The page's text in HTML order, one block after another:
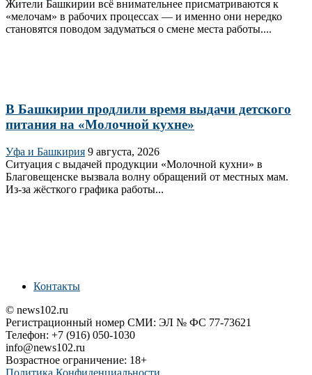
Жители Башкирии всё внимательнее присматриваются к
«мелочам» в рабочих процессах — и именно они нередко
становятся поводом задуматься о смене места работы....
В Башкирии продлили время выдачи детского
питания на «Молочной кухне»
Уфа и Башкирия 9 августа, 2026
Ситуация с выдачей продукции «Молочной кухни» в
Благовещенске вызвала волну обращений от местных мам.
Из‑за жёсткого графика работы...
Контакты
© news102.ru
Регистрационный номер СМИ: ЭЛ № ФС 77-73621
Телефон: +7 (916) 050-1030
info@news102.ru
Возрастное ограничение: 18+
Политика Конфиденциальности